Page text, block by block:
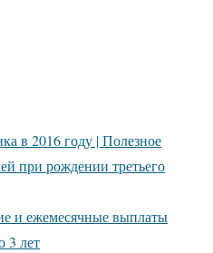
в 2016 году | Полезное
при рождении третьего
и ежемесячные выплаты
3 лет